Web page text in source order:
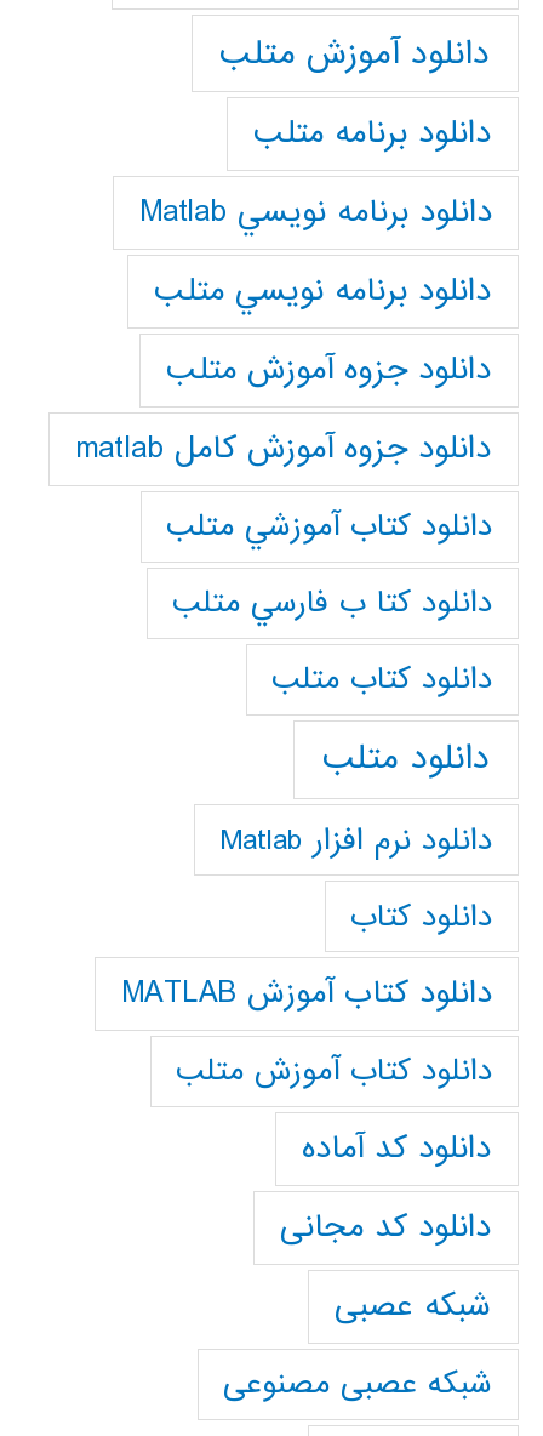
دانلود آموزش متلب
دانلود برنامه متلب
دانلود برنامه نويسي Matlab
دانلود برنامه نويسي متلب
دانلود جزوه آموزش متلب
دانلود جزوه آموزش کامل matlab
دانلود كتاب آموزشي متلب
دانلود كتا ب فارسي متلب
دانلود كتاب متلب
دانلود متلب
دانلود نرم افزار Matlab
دانلود کتاب
دانلود کتاب آموزش MATLAB
دانلود کتاب آموزش متلب
دانلود کد آماده
دانلود کد مجانی
شبکه عصبی
شبکه عصبی مصنوعی